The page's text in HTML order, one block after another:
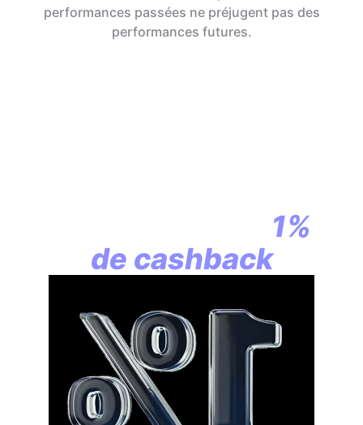
performances passées ne préjugent pas des
performances futures.
1%
de cashback